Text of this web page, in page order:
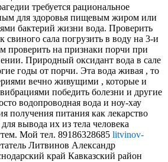
требуется рациональное
для здоровья пищевым жиром или
бактерий жизни вода. Проверить
свиного сала погрузить в воду на 3-и
проверить на признаки порчи при
Природный оксидант вода в сале
годы от порчи. Эта вода живая , то
вечно живущими , которые и
победить болезни и другие
водопроводная вода и ноу-хау
получения питания как лекарство
вывода их из тела человека
Мой тел. 89186328685 litvinov-
Литвинов Александр
край Кавказский район